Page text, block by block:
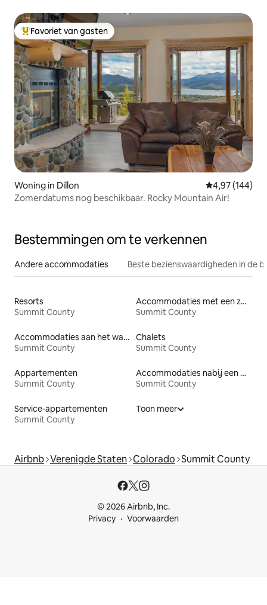
Topfavoriet van gasten
Favoriet van gasten
Woning in Dillon Gemiddelde
4,97 (144)
Zomerdatums nog beschikbaar. Rocky Mountain Air!
Bestemmingen om te verkennen
Andere accommodaties Beste bezienswaardigheden in de
Resorts
Summit County
Accommodaties met een zwembad
Summit County
Accommodaties aan het water
Summit County
Chalets
Summit County
Appartementen
Summit County
Accommodaties nabij een meer
Summit County
Service-appartementen
Summit County
Toon meer
Airbnb Verenigde Staten Colorado Summit County
© 2026 Airbnb, Inc.
Privacy
Voorwaarden